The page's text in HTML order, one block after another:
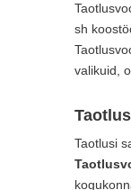
sh
valikuid,
Taotlusi